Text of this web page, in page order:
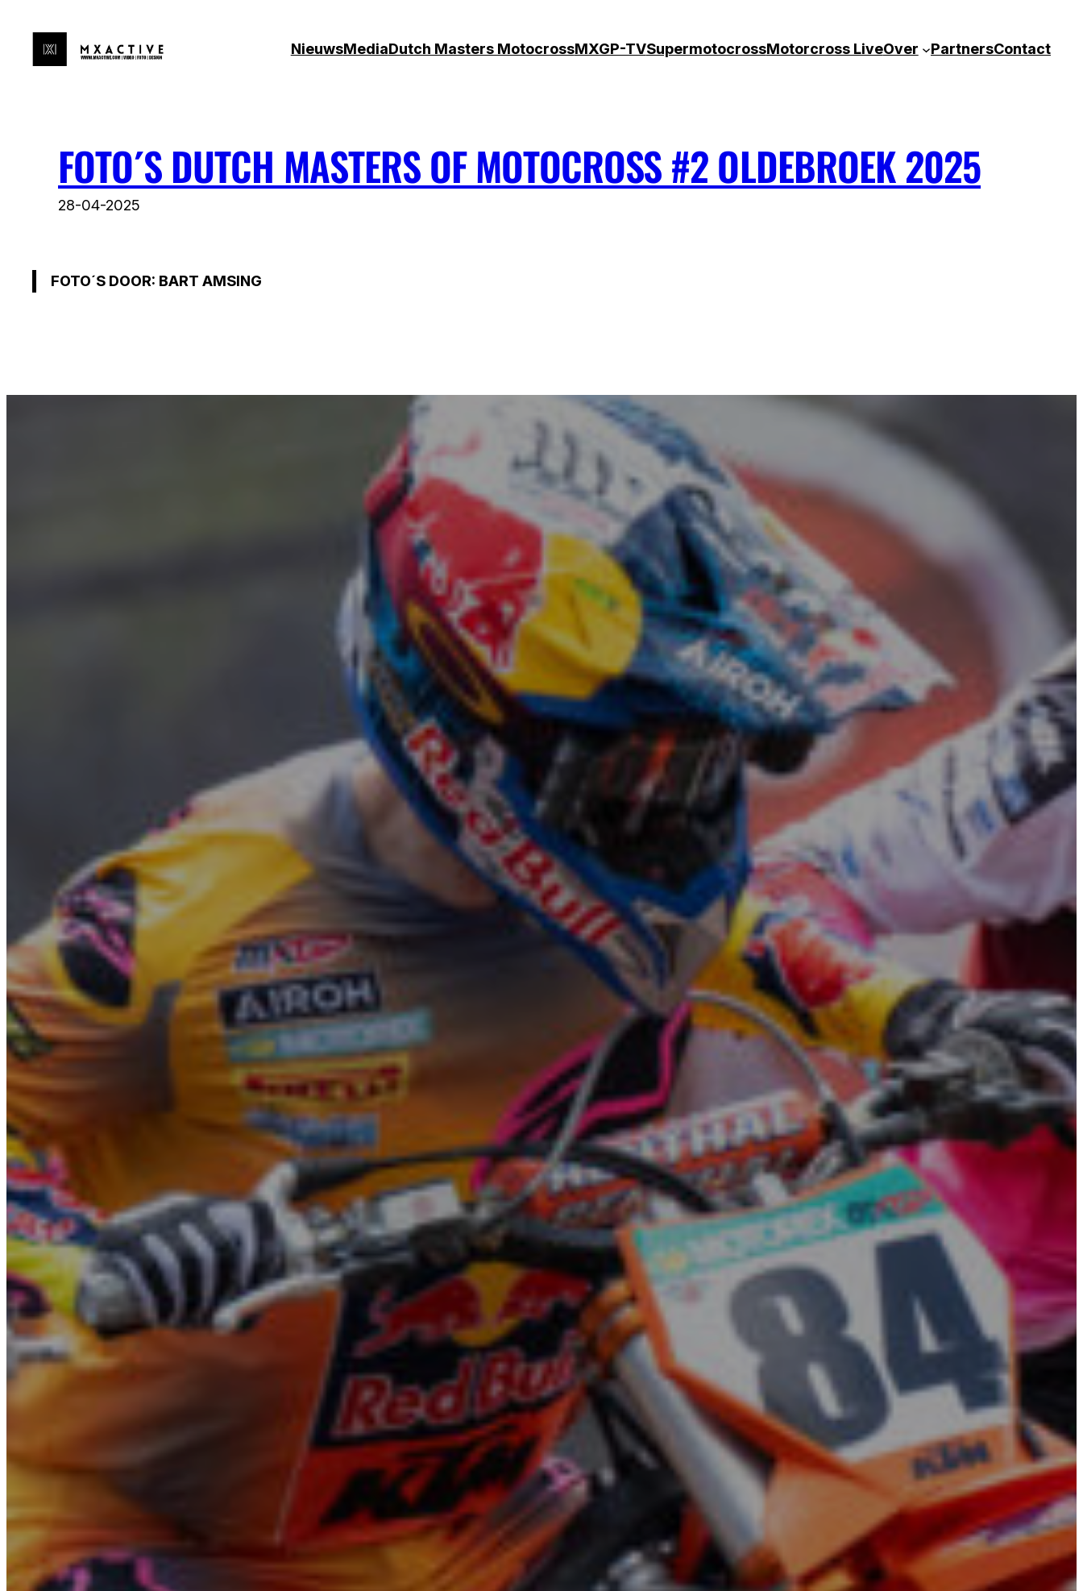
NieuwsMediaDutch Masters MotocrossMXGP-TVSupermotocrossMotorcross LiveOver PartnersContact
FOTO´S DUTCH MASTERS OF MOTOCROSS #2 OLDEBROEK 2025
28-04-2025
FOTO´S DOOR: BART AMSING